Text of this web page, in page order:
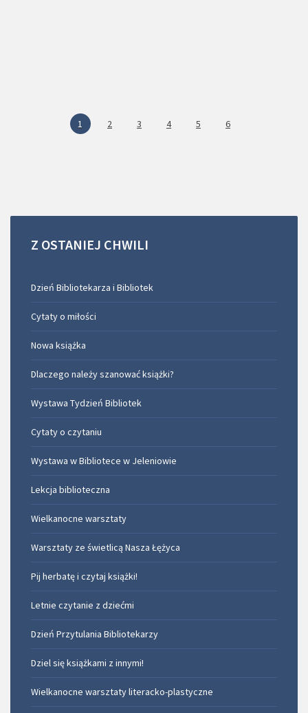
1 2 3 4 5 6
Z OSTANIEJ CHWILI
Dzień Bibliotekarza i Bibliotek
Cytaty o miłości
Nowa książka
Dlaczego należy szanować książki?
Wystawa Tydzień Bibliotek
Cytaty o czytaniu
Wystawa w Bibliotece w Jeleniowie
Lekcja biblioteczna
Wielkanocne warsztaty
Warsztaty ze świetlicą Nasza Łężyca
Pij herbatę i czytaj książki!
Letnie czytanie z dziećmi
Dzień Przytulania Bibliotekarzy
Dziel się książkami z innymi!
Wielkanocne warsztaty literacko-plastyczne